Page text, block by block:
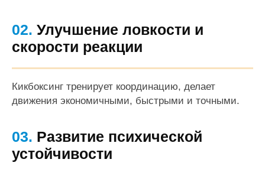
02. Улучшение ловкости и
скорости реакции
Кикбоксинг тренирует координацию, делает
движения экономичными, быстрыми и точными.
03. Развитие психической
устойчивости